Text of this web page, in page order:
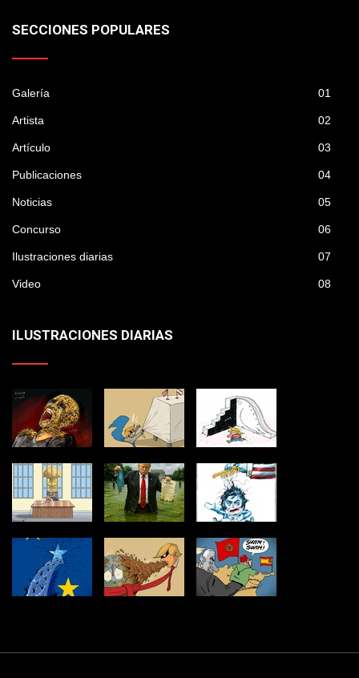
SECCIONES POPULARES
Galería 01
Artista 02
Artículo 03
Publicaciones 04
Noticias 05
Concurso 06
Ilustraciones diarias 07
Video 08
ILUSTRACIONES DIARIAS